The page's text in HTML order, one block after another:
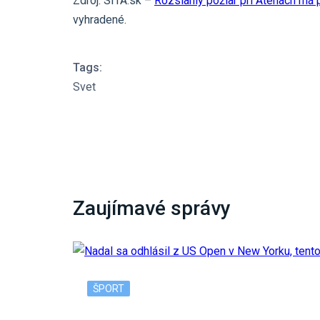
vyhradené.
Tags:
Svet
Zaujímavé správy
ŠPORT